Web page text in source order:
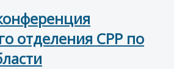
отделения СРР по